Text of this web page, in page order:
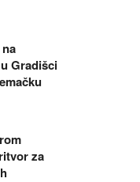
Gradišci
za